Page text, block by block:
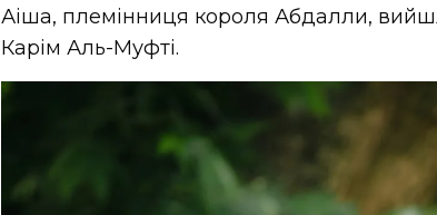
Аіша, племінниця короля Абдалли,
Карім Аль-Муфті.